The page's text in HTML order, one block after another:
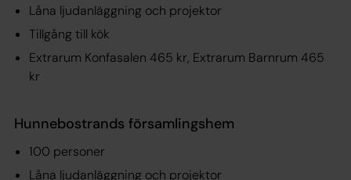
Låna ljudanläggning och projektor
Tillgång till kök
Extrarum Konfasalen 465 kr, Extrarum Barnrum 465
kr
Hunnebostrands församlingshem
100 personer
Låna ljudanläggning och projektor